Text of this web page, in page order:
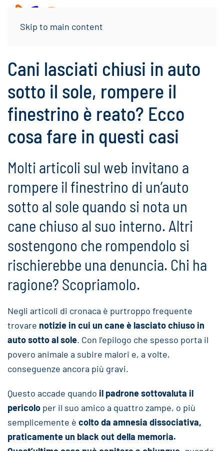
Skip to main content
Cani lasciati chiusi in auto
sotto il sole, rompere il
finestrino è reato? Ecco
cosa fare in questi casi
Molti articoli sul web invitano a
rompere il finestrino di un’auto
sotto al sole quando si nota un
cane chiuso al suo interno. Altri
sostengono che rompendolo si
rischierebbe una denuncia. Chi ha
ragione? Scopriamolo.
Negli articoli di cronaca è purtroppo frequente
trovare notizie in cui un cane è lasciato chiuso in
auto sotto al sole. Con l’epilogo che spesso porta il
povero animale a subire malori e, a volte,
conseguenze ancora più gravi.
Questo accade quando il padrone sottovaluta il
pericolo per il suo amico a quattro zampe, o più
semplicemente è colto da amnesia dissociativa,
praticamente un black out della memoria.